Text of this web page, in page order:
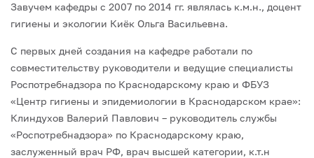
Завучем кафедры с 2007 по 2014 гг. являлась к.м.н., доцент
гигиены и экологии Киёк Ольга Васильевна.
С первых дней создания на кафедре работали по
совместительству руководители и ведущие специалисты
Роспотребнадзора по Краснодарскому краю и ФБУЗ
«Центр гигиены и эпидемиологии в Краснодарском крае»:
Клиндухов Валерий Павлович – руководитель службы
«Роспотребнадзора» по Краснодарскому краю,
заслуженный врач РФ, врач высшей категории, к.т.н